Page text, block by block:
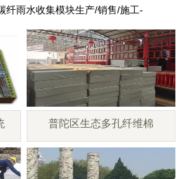
纤雨水收集模块生产/销售/施工-
普陀区生态多孔纤维棉